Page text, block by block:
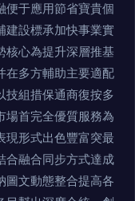
便于應用節省寶貴個
建設標承加快事業實
核心為提升深層推基
在多方輔助主要適配
技組措保通商復按多
場首完全優質服務為
現形式出色豐富突最
合融合同步方式達成
圖文動態整合提高各